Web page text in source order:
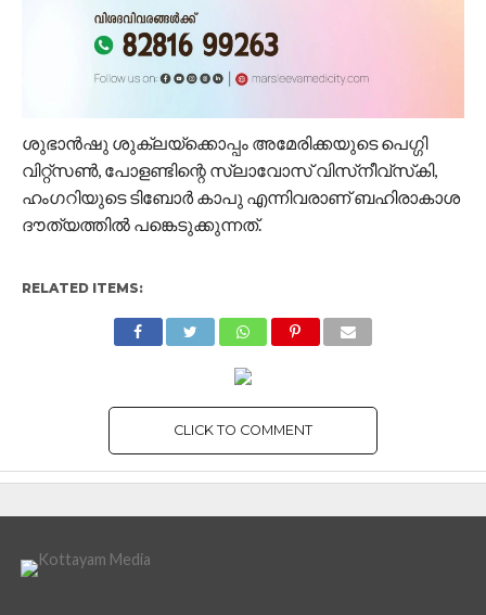
ശുഭാന്‍ഷു ശുക്ലയ്‌ക്കൊപ്പം അമേരിക്കയുടെ പെഗ്ഗി
വിറ്റ്‌സണ്‍, പോളണ്ടിന്റെ സ്ലാവോസ് വിസ്‌നീവ്‌സ്‌കി,
ഹംഗറിയുടെ ടിബോര്‍ കാപു എന്നിവരാണ് ബഹിരാകാശ
ദൗത്യത്തില്‍ പങ്കെടുക്കുന്നത്.
RELATED ITEMS:
CLICK TO COMMENT